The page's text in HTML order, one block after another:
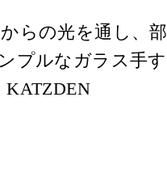
らの光を通し、部
プルなガラス手す
KATZDEN